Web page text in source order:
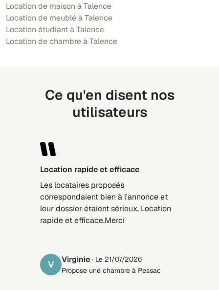
Location de maison à Talence
Location de meublé à Talence
Location étudiant à Talence
Location de chambre à Talence
Ce qu'en disent nos
utilisateurs
Location rapide et efficace
Les locataires proposés
correspondaient bien à l'annonce et
leur dossier étaient sérieux. Location
rapide et efficace.Merci
V Virginie · Le 21/07/2026
Propose une chambre à Pessac